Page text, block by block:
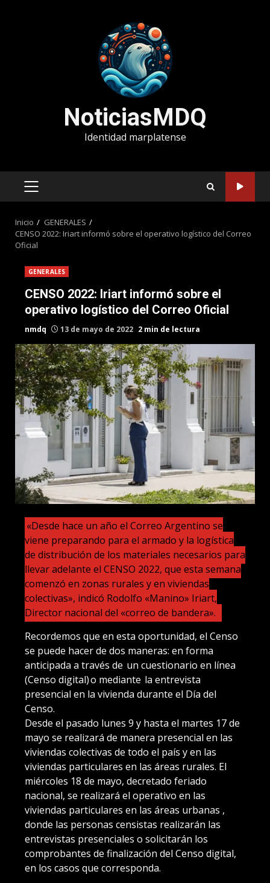
NoticiasMDQ
Identidad marplatense
MENÚ
Inicio
GENERALES
CENSO 2022: Iriart informó sobre el operativo logístico del Correo
Oficial
GENERALES
CENSO 2022: Iriart informó sobre el
operativo logístico del Correo Oficial
nmdq 13 de mayo de 2022 2 min de lectura
«Desde hace un año el Correo Argentino se
viene preparando para el armado y la logística
de distribución de los materiales necesarios para
llevar adelante el CENSO 2022, que esta semana
comenzó en zonas rurales y en viviendas
colectivas», indicó Rodolfo «Manino» Iriart,
Director nacional del «correo de bandera».
Recordemos que en esta oportunidad, el Censo
se puede hacer de dos maneras: en forma
anticipada a través de un cuestionario en línea
(Censo digital) o mediante la entrevista
presencial en la vivienda durante el Día del
Censo.
Desde el pasado lunes 9 y hasta el martes 17 de
mayo se realizará de manera presencial en las
viviendas colectivas de todo el país y en las
viviendas particulares en las áreas rurales. El
miércoles 18 de mayo, decretado feriado
nacional, se realizará el operativo en las
viviendas particulares en las áreas urbanas ,
donde las personas censistas realizarán las
entrevistas presenciales o solicitarán los
comprobantes de finalización del Censo digital,
en los casos que corresponda.